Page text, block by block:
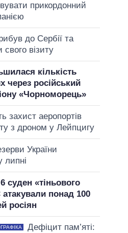
прикордонний
до Сербії та
свого візиту
кількість
через російський
«Чорноморець»
захист аеропортів
з дроном у Лейпцигу
України
липні
суден «тіньового
понад 100
росіян
Дефіцит пам’яті: